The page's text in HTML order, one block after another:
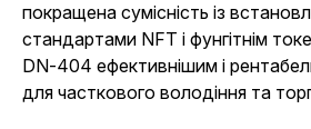
покращена сумісність із
стандартами NFT і фунгітнім
DN-404 ефективнішим і
для часткового володіння та